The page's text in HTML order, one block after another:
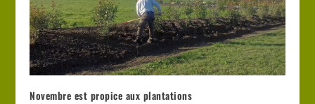
Novembre est propice aux plantations